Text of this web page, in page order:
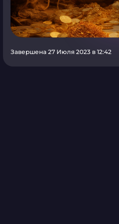
Завершена 27 Июля 2023 в 12:42